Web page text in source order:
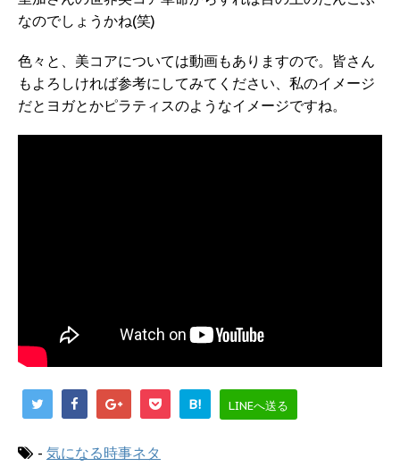
なのでしょうかね(笑)
色々と、美コアについては動画もありますので。皆さん
もよろしければ参考にしてみてください、私のイメージ
だとヨガとかピラティスのようなイメージですね。
B! LINEへ送る
- 気になる時事ネタ